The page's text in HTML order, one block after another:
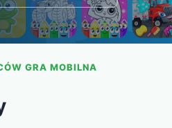
GRA MOBILNA